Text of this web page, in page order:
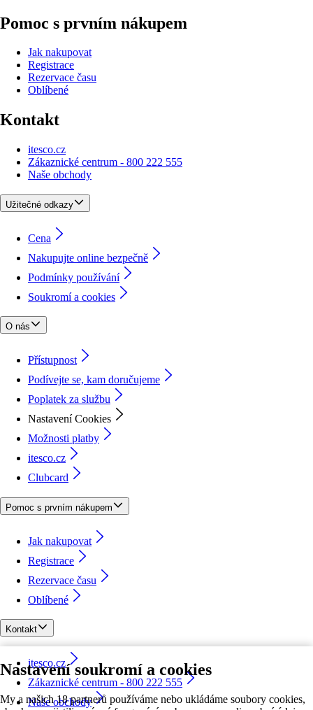
Nastavení soukromí a cookies
My a našich 18 partnerů používáme nebo ukládáme soubory cookies,
Pomoc s prvním nákupem
Jak nakupovat
Registrace
Rezervace času
Oblíbené
Kontakt
itesco.cz
Zákaznické centrum - 800 222 555
Naše obchody
Užitečné odkazy
Cena
Nakupujte online bezpečně
Podmínky používání
Soukromí a cookies
O nás
Přístupnost
Podívejte se, kam doručujeme
Poplatek za službu
Nastavení Cookies
Možnosti platby
itesco.cz
Clubcard
Pomoc s prvním nákupem
Jak nakupovat
Registrace
Rezervace času
Oblíbené
Kontakt
itesco.cz
Zákaznické centrum - 800 222 555
Naše obchody